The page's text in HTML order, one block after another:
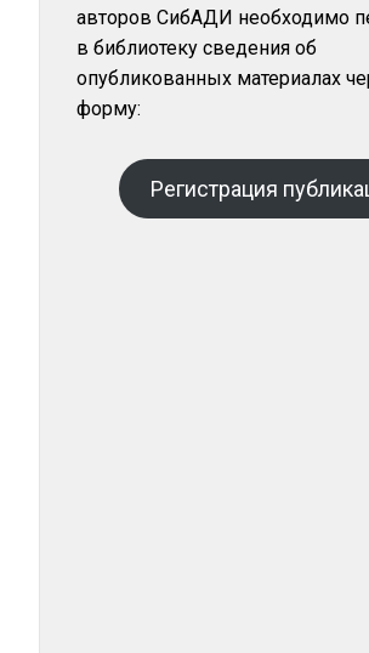
авторов СибАДИ необходимо
в библиотеку сведения об
опубликованных материалах
форму:
Регистрация